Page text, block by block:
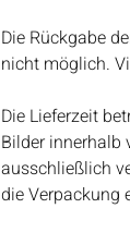
Die Rückgabe
nicht möglich.
Die Lieferzeit
Bilder innerhalb
ausschließlich
die Verpackung